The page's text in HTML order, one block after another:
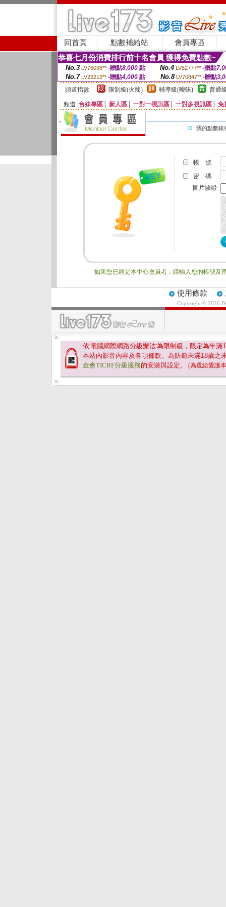
回首頁 點數補給站 會員專區
恭喜七月份消費排行前十名會員 獲得免費點數~
No.3 LV76098** -贈點8,000點 No.4 LV52777** -贈點
No.7 LV23213** -贈點4,000 點 No.8 LV70847** -贈點
頻道指數
限制級(火辣) 輔導級(曖昧) 普通
頻道 台妹專區 新人區 一對一視訊區 一對多視訊區 免
我的點數銀
帳 號
密 碼
圖片驗證
如果您已經是本中心會員者，請輸入您的帳號及
使用條款
Copyright © 2026
依'電腦網際網路分級辦法'為限制級，限定為年滿
本站內影音內容及各項條款。為防範未滿18歲之
金會TICRF分級服務的安裝與設定。 (為還給愛護